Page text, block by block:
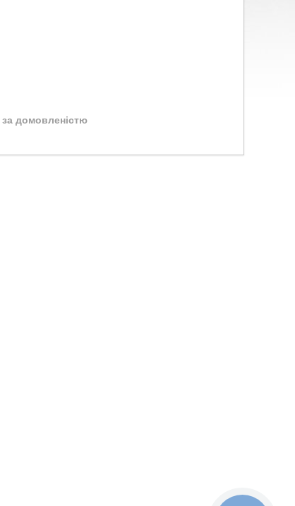
за домовленістю